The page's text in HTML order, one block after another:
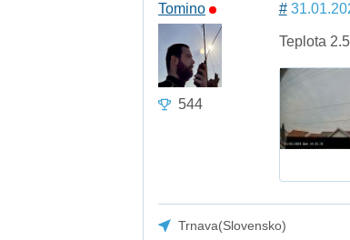
Tomino
544
#
Teplota
Trnava(Slovensko)